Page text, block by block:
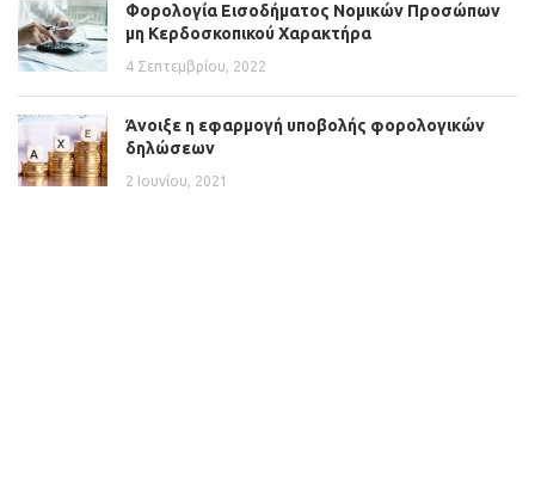
Φορολογία Εισοδήματος Νομικών Προσώπων
μη Κερδοσκοπικού Χαρακτήρα
4 Σεπτεμβρίου, 2022
Άνοιξε η εφαρμογή υποβολής φορολογικών
δηλώσεων
2 Ιουνίου, 2021